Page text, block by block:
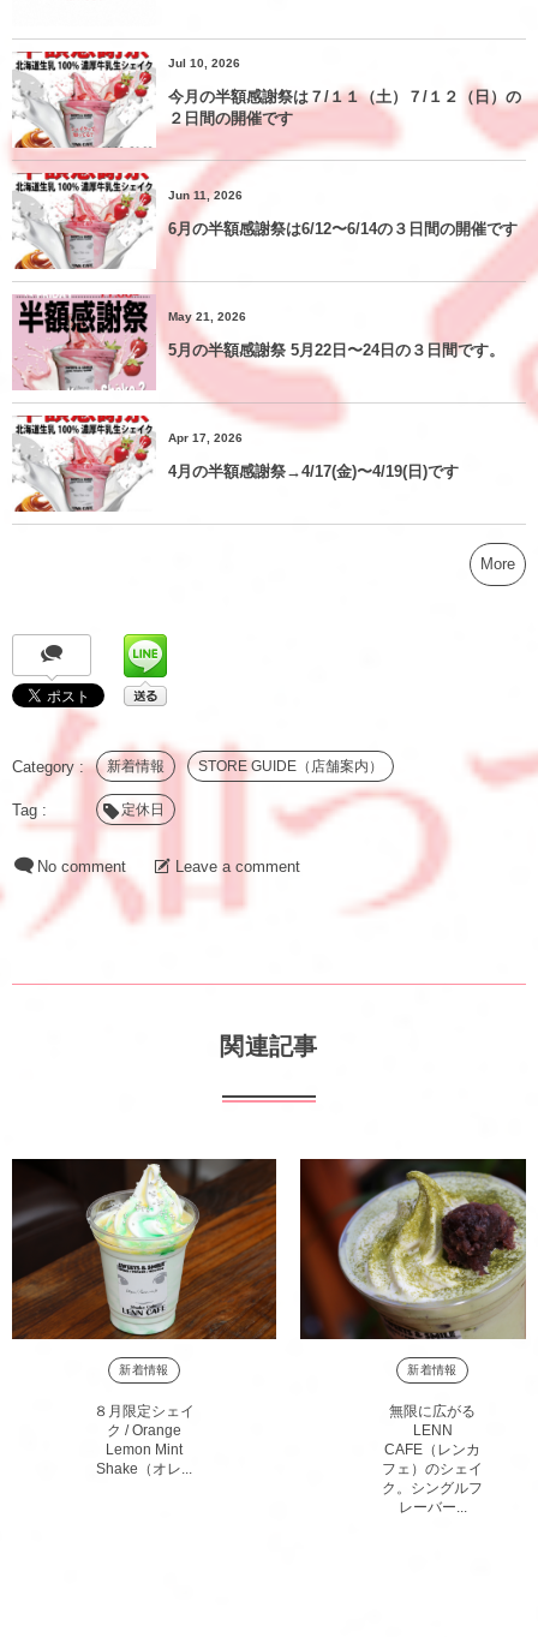
Jul 10, 2026
今月の半額感謝祭は７/１１（土）７/１２（日）の
２日間の開催です
Jun 11, 2026
6月の半額感謝祭は6/12〜6/14の３日間の開催です
May 21, 2026
5月の半額感謝祭 5月22日〜24日の３日間です。
Apr 17, 2026
4月の半額感謝祭→4/17(金)〜4/19(日)です
More
新着情報 STORE GUIDE（店舗案内）
定休日
No comment Leave a comment
関連記事
新着情報
８月限定シェイ
ク / Orange
Lemon Mint
Shake（オレ...
新着情報
無限に広がる
LENN
CAFE（レンカ
フェ）のシェイ
ク。シングルフ
レーバー...